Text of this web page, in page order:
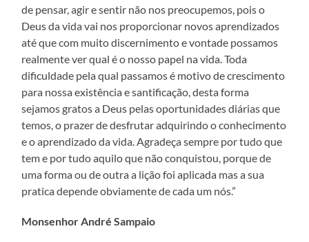
de pensar, agir e sentir não nos preocupemos, pois o
Deus da vida vai nos proporcionar novos aprendizados
até que com muito discernimento e vontade possamos
realmente ver qual é o nosso papel na vida. Toda
dificuldade pela qual passamos é motivo de crescimento
para nossa existência e santificação, desta forma
sejamos gratos a Deus pelas oportunidades diárias que
temos, o prazer de desfrutar adquirindo o conhecimento
e o aprendizado da vida. Agradeça sempre por tudo que
tem e por tudo aquilo que não conquistou, porque de
uma forma ou de outra a lição foi aplicada mas a sua
pratica depende obviamente de cada um nós.”
Monsenhor André Sampaio